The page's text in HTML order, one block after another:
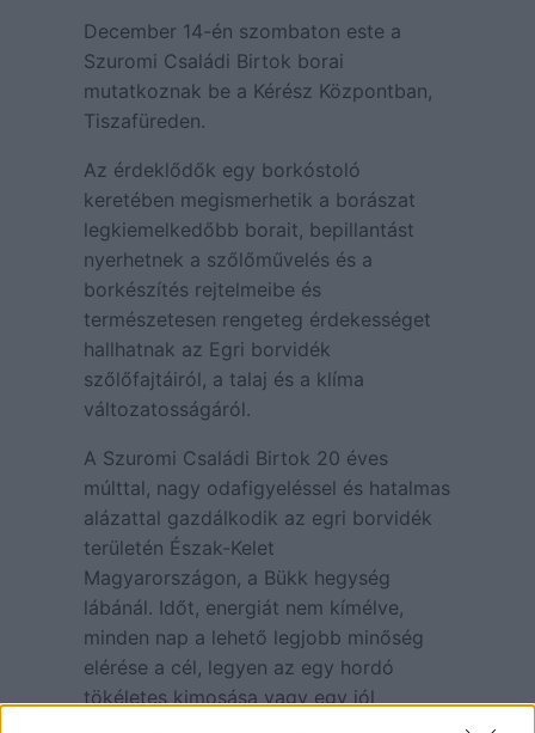
December 14-én szombaton este a
Szuromi Családi Birtok borai
mutatkoznak be a Kérész Központban,
Tiszafüreden.
Az érdeklődők egy borkóstoló
keretében megismerhetik a borászat
legkiemelkedőbb borait, bepillantást
nyerhetnek a szőlőművelés és a
borkészítés rejtelmeibe és
természetesen rengeteg érdekességet
hallhatnak az Egri borvidék
szőlőfajtáiról, a talaj és a klíma
változatosságáról.
A Szuromi Családi Birtok 20 éves
múlttal, nagy odafigyeléssel és hatalmas
alázattal gazdálkodik az egri borvidék
területén Észak-Kelet
Magyarországon, a Bükk hegység
lábánál. Időt, energiát nem kímélve,
minden nap a lehető legjobb minőség
elérése a cél, legyen az egy hordó
tökéletes kimosása vagy egy jól